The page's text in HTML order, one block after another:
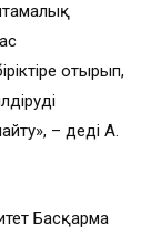
отырып,
– деді А.
Басқарма